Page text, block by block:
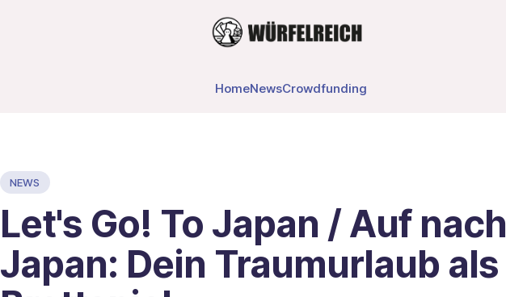
HomeNewsCrowdfunding
NEWS
Let's Go! To Japan / Auf nach
Japan: Dein Traumurlaub als